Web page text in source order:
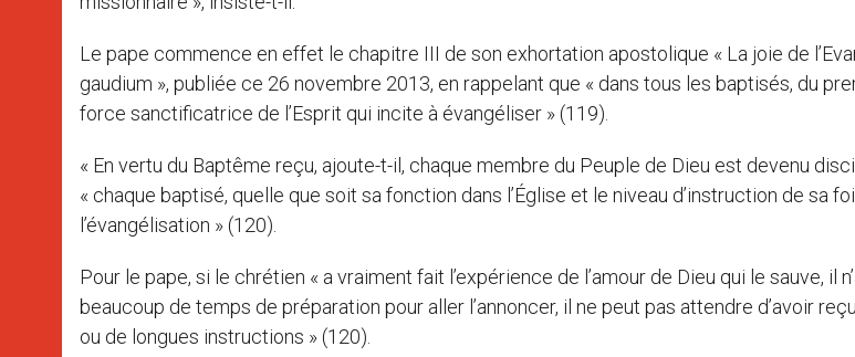
Le pape commence en effet le chapitre III de son exhortation apostolique « La joie de
gaudium », publiée ce 26 novembre 2013, en rappelant que « dans tous les baptisés, du
force sanctificatrice de l’Esprit qui incite à évangéliser » (119).
« En vertu du Baptême reçu, ajoute-t-il, chaque membre du Peuple de Dieu est devenu
« chaque baptisé, quelle que soit sa fonction dans l’Église et le niveau d’instruction de sa
l’évangélisation » (120).
Pour le pape, si le chrétien « a vraiment fait l’expérience de l’amour de Dieu qui le sauve, il
beaucoup de temps de préparation pour aller l’annoncer, il ne peut pas attendre d’avoir
ou de longues instructions » (120).